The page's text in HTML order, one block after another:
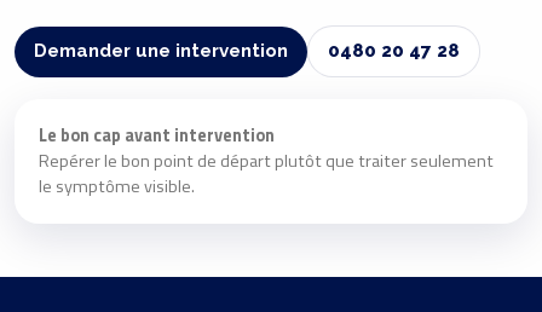
Demander une intervention 0480 20 47 28
Le bon cap avant intervention
Repérer le bon point de départ plutôt que traiter seulement
le symptôme visible.